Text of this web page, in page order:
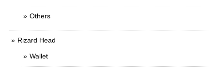
Others
Rizard Head
Wallet